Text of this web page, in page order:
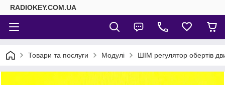
RADIOKEY.COM.UA
Товари та послуги Модулі ШІМ регулятор обертів